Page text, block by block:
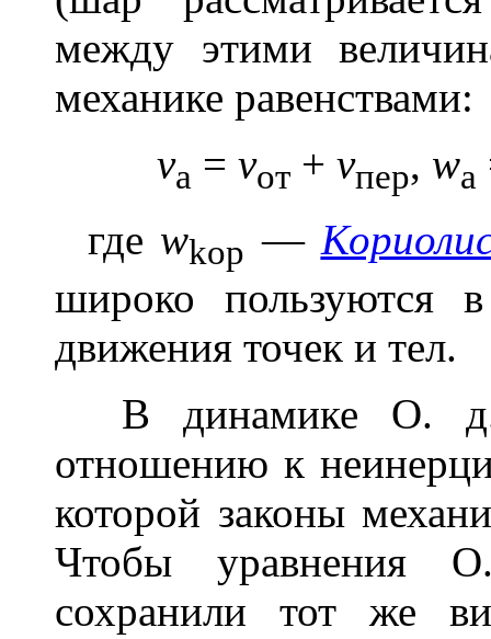
между этими
механике равенствами:
va = voт + vпер, wa
где wkop —
широко пользуются
движения точек и тел.
В динамике О. д.
отношению к
которой законы
Чтобы уравнения
сохранили тот же